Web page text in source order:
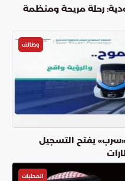
رحلة مريحة ومنظمة
وظائف
«سرب» يفتح التسجيل
المحليات